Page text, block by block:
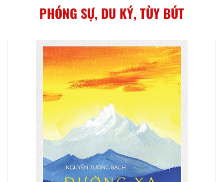
PHÓNG SỰ, DU KÝ, TÙY BÚT